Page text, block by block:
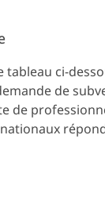
tableau ci-
de
de